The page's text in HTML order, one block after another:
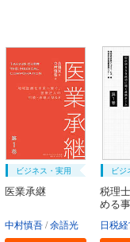
ビジネス・実用
医業承継
中村慎吾 余語光
ビジ
税理
める